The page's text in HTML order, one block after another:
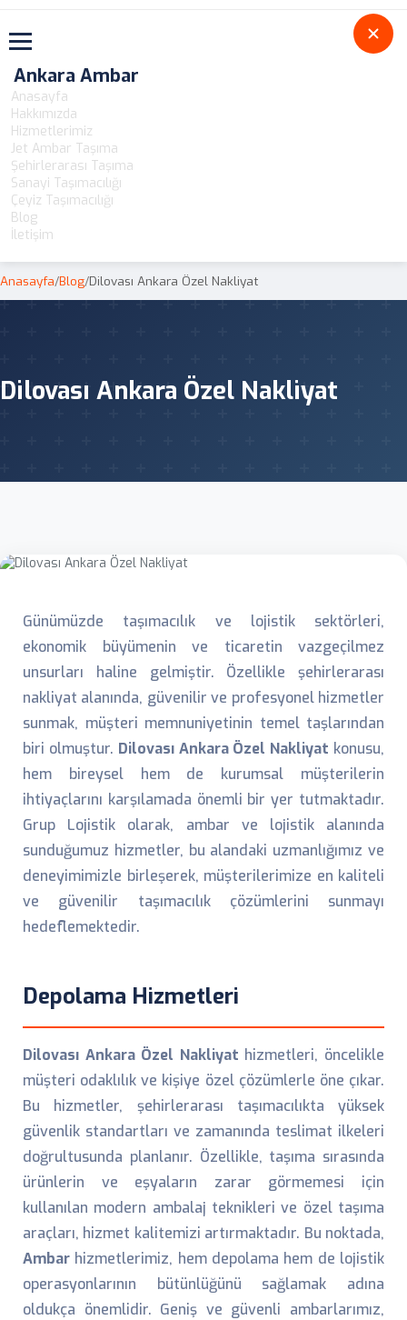
Toggle navigation
Ankara Ambar
Anasayfa
Hakkımızda
Hizmetlerimiz
Jet Ambar Taşıma
Şehirlerarası Taşıma
Sanayi Taşımacılığı
Çeyiz Taşımacılığı
Blog
İletişim
Anasayfa/Blog/Dilovası Ankara Özel Nakliyat
Dilovası Ankara Özel Nakliyat
Günümüzde taşımacılık ve lojistik sektörleri,
ekonomik büyümenin ve ticaretin vazgeçilmez
unsurları haline gelmiştir. Özellikle şehirlerarası
nakliyat alanında, güvenilir ve profesyonel hizmetler
sunmak, müşteri memnuniyetinin temel taşlarından
biri olmuştur. Dilovası Ankara Özel Nakliyat konusu,
hem bireysel hem de kurumsal müşterilerin
ihtiyaçlarını karşılamada önemli bir yer tutmaktadır.
Grup Lojistik olarak, ambar ve lojistik alanında
sunduğumuz hizmetler, bu alandaki uzmanlığımız ve
deneyimimizle birleşerek, müşterilerimize en kaliteli
ve güvenilir taşımacılık çözümlerini sunmayı
hedeflemektedir.
Depolama Hizmetleri
Dilovası Ankara Özel Nakliyat hizmetleri, öncelikle
müşteri odaklılık ve kişiye özel çözümlerle öne çıkar.
Bu hizmetler, şehirlerarası taşımacılıkta yüksek
güvenlik standartları ve zamanında teslimat ilkeleri
doğrultusunda planlanır. Özellikle, taşıma sırasında
ürünlerin ve eşyaların zarar görmemesi için
kullanılan modern ambalaj teknikleri ve özel taşıma
araçları, hizmet kalitemizi artırmaktadır. Bu noktada,
Ambar hizmetlerimiz, hem depolama hem de lojistik
operasyonlarının bütünlüğünü sağlamak adına
oldukça önemlidir. Geniş ve güvenli ambarlarımız,